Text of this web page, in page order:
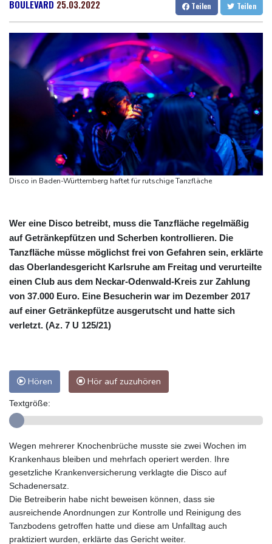
Salzburg
21 °C
Baden-Baden
14 °C
Niedrigwasser: Industrie- und Schifffahrtsverbände fordern
konkrete Schritte
Extremes Niedrigwasser: Verkehrsminister Bilger lädt zu
Spitzentreffen in Bonn
Bundesgerichtshof urteilt über Mann wegen Kriegsverbrechen in
syrischem Bürgerkrieg
Urteil in Prozess um tödlichen Autoanschlag auf Verdi-
Demonstration in München
Vorwurf der Preisabsprache: Drei US-Produzenten müssen 53
Millionen Eier spenden
BOULEVARD 25.03.2022 Teilen Teilen
Disco in Baden-Württemberg haftet für rutschige Tanzfläche
Wer eine Disco betreibt, muss die Tanzfläche regelmäßig
auf Getränkepfützen und Scherben kontrollieren. Die
Tanzfläche müsse möglichst frei von Gefahren sein, erklärte
das Oberlandesgericht Karlsruhe am Freitag und verurteilte
einen Club aus dem Neckar-Odenwald-Kreis zur Zahlung
von 37.000 Euro. Eine Besucherin war im Dezember 2017
auf einer Getränkepfütze ausgerutscht und hatte sich
verletzt. (Az. 7 U 125/21)
Hören Hör auf zuzuhören
Textgröße:
Wegen mehrerer Knochenbrüche musste sie zwei Wochen im
Krankenhaus bleiben und mehrfach operiert werden. Ihre
gesetzliche Krankenversicherung verklagte die Disco auf
Schadenersatz.
Die Betreiberin habe nicht beweisen können, dass sie
ausreichende Anordnungen zur Kontrolle und Reinigung des
Tanzbodens getroffen hatte und diese am Unfalltag auch
praktiziert wurden, erklärte das Gericht weiter.